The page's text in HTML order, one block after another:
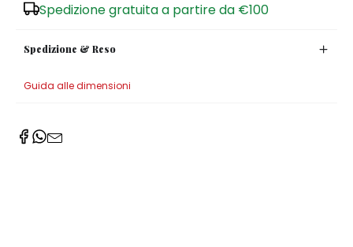
Spedizione gratuita a partire da €100
Spedizione & Reso
Guida alle dimensioni